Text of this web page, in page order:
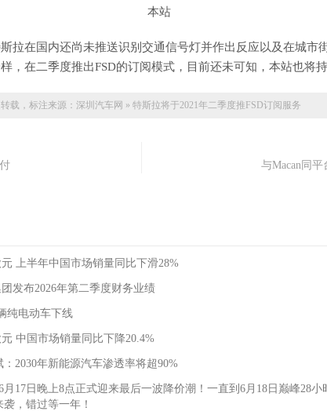
拉在国内还尚未推送识别交通信号灯并作出反应以及在城市
，在二季度推出FSD的订阅模式，目前还未可知，本站也将持
载，标注来源： 深圳汽车网 » 特斯拉将于2021年二季度推FSD订阅服务
与Macan同
上半年中国市场销量同比下滑28%
发布2026年第二季度财务业绩
纯电动车下线
中国市场销量同比下降20.4%
2030年新能源汽车渗透率将超90%
月17日晚上8点正式迎来最后一波降价潮！一直到6月18日巅峰28
，错过等一年！